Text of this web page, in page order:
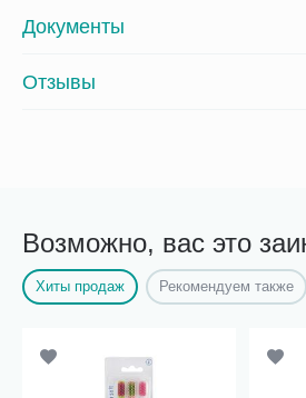
Документы
Отзывы
Возможно, вас это
Хиты продаж Рекомендуем также